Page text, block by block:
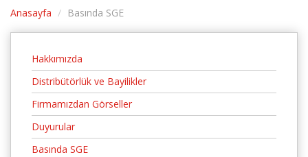
Anasayfa Basında SGE
Hakkımızda
Distribütörlük ve Bayilikler
Firmamızdan Görseller
Duyurular
Basında SGE